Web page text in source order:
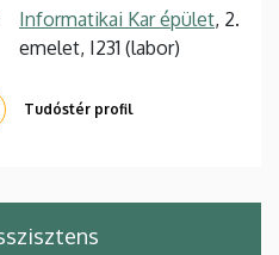
Informatikai Kar épület, 2.
emelet, I231 (labor)
Tudóstér profil